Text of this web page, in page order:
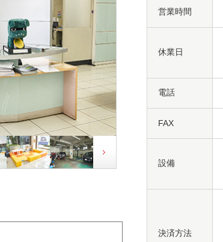
営業時間
休業日
電話
FAX
設備
決済方法